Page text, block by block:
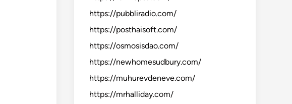
https://pubbliradio.com/
https://posthaisoft.com/
https://osmosisdao.com/
https://newhomesudbury.com/
https://muhurevdeneve.com/
https://mrhalliday.com/